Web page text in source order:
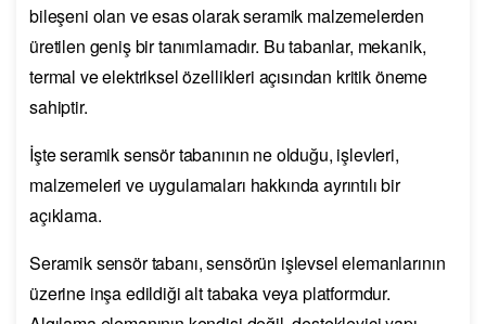
bileşeni olan ve esas olarak seramik malzemelerden
üretilen geniş bir tanımlamadır. Bu tabanlar, mekanik,
termal ve elektriksel özellikleri açısından kritik öneme
sahiptir.
İşte seramik sensör tabanının ne olduğu, işlevleri,
malzemeleri ve uygulamaları hakkında ayrıntılı bir
açıklama.
Seramik sensör tabanı, sensörün işlevsel elemanlarının
üzerine inşa edildiği alt tabaka veya platformdur.